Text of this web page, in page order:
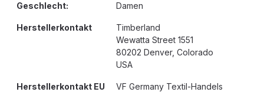
Geschlecht: Damen
Herstellerkontakt
Timberland
Wewatta Street 1551
80202 Denver, Colorado
USA
Herstellerkontakt EU
VF Germany Textil-Handels